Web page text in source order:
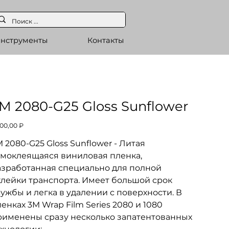
Контакты
2080-G25 Gloss Sunflower
₽
2080-G25 Gloss Sunflower - Литая
виниловая пленка,
специально для полной
транспорта. Имеет большой срок
и легка в удалении с поверхности. В
3M Wrap Film Series 2080 и 1080
сразу несколько запатентованных